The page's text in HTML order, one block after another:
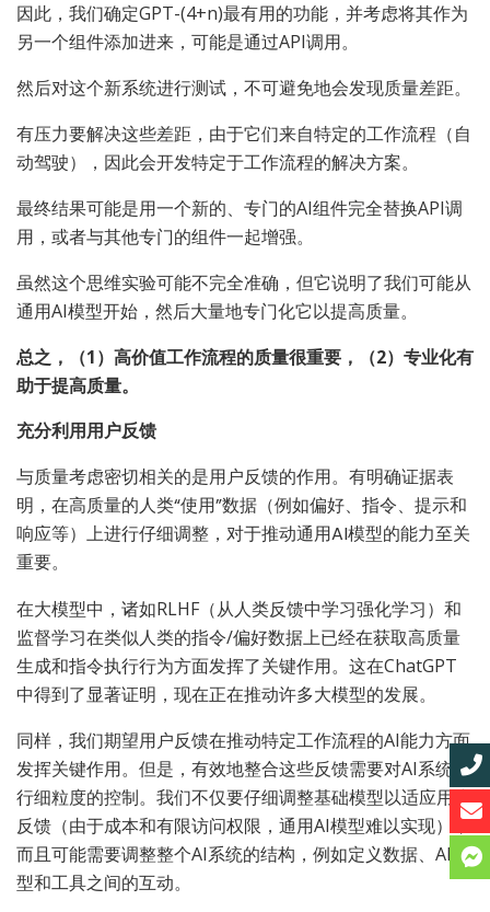
因此，我们确定GPT-(4+n)最有用的功能，并考虑将其作为
另一个组件添加进来，可能是通过API调用。
然后对这个新系统进行测试，不可避免地会发现质量差距。
有压力要解决这些差距，由于它们来自特定的工作流程（自
动驾驶），因此会开发特定于工作流程的解决方案。
最终结果可能是用一个新的、专门的AI组件完全替换API调
用，或者与其他专门的组件一起增强。
虽然这个思维实验可能不完全准确，但它说明了我们可能从
通用AI模型开始，然后大量地专门化它以提高质量。
总之，（1）高价值工作流程的质量很重要，（2）专业化有
助于提高质量。
充分利用用户反馈
与质量考虑密切相关的是用户反馈的作用。有明确证据表
明，在高质量的人类“使用”数据（例如偏好、指令、提示和
响应等）上进行仔细调整，对于推动通用AI模型的能力至关
重要。
在大模型中，诸如RLHF（从人类反馈中学习强化学习）和
监督学习在类似人类的指令/偏好数据上已经在获取高质量
生成和指令执行行为方面发挥了关键作用。这在ChatGPT
中得到了显著证明，现在正在推动许多大模型的发展。
同样，我们期望用户反馈在推动特定工作流程的AI能力方面
发挥关键作用。但是，有效地整合这些反馈需要对AI系统进
行细粒度的控制。我们不仅要仔细调整基础模型以适应用户
反馈（由于成本和有限访问权限，通用AI模型难以实现），
而且可能需要调整整个AI系统的结构，例如定义数据、AI模
型和工具之间的互动。